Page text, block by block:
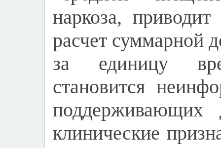
наркоза,
расчет суммарной
за единицу
становится
клинические